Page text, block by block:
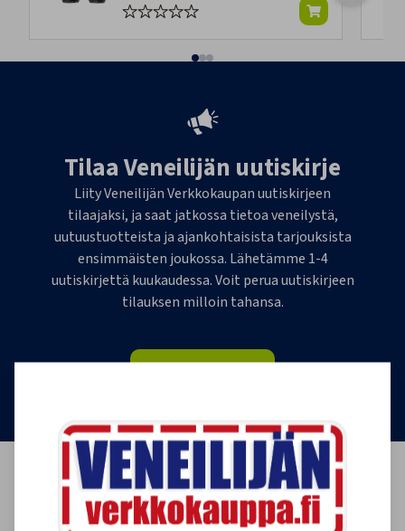
Tilaa Veneilijän uutiskirje
Liity Veneilijän Verkkokaupan uutiskirjeen
tilaajaksi, ja saat jatkossa tietoa veneilystä,
uutuustuotteista ja ajankohtaisista tarjouksista
ensimmäisten joukossa. Lähetämme 1-4
uutiskirjettä kuukaudessa. Voit perua uutiskirjeen
tilauksen milloin tahansa.